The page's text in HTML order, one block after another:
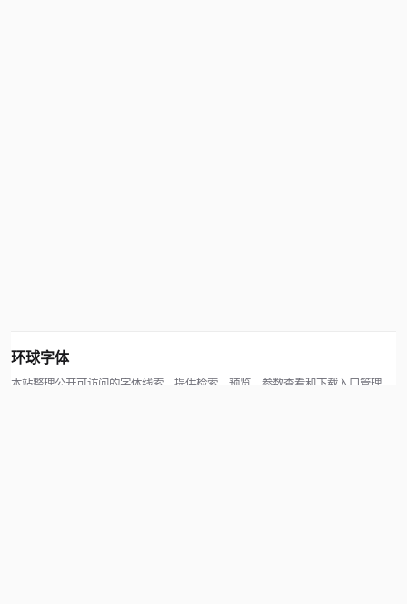
环球字体
本站整理公开可访问的字体线索，提供检索、预览、参数查看和下载入口管理。